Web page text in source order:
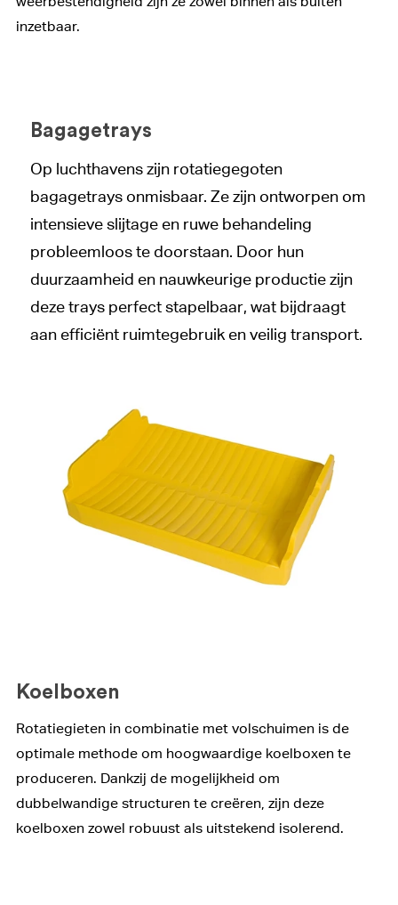
inzetbaar.
Bagagetrays
Op luchthavens zijn rotatiegegoten
bagagetrays onmisbaar. Ze zijn ontworpen om
intensieve slijtage en ruwe behandeling
probleemloos te doorstaan. Door hun
duurzaamheid en nauwkeurige productie zijn
deze trays perfect stapelbaar, wat bijdraagt
aan efficiënt ruimtegebruik en veilig transport.
Koelboxen
Rotatiegieten in combinatie met volschuimen is de
optimale methode om hoogwaardige koelboxen te
produceren. Dankzij de mogelijkheid om
dubbelwandige structuren te creëren, zijn deze
koelboxen zowel robuust als uitstekend isolerend.